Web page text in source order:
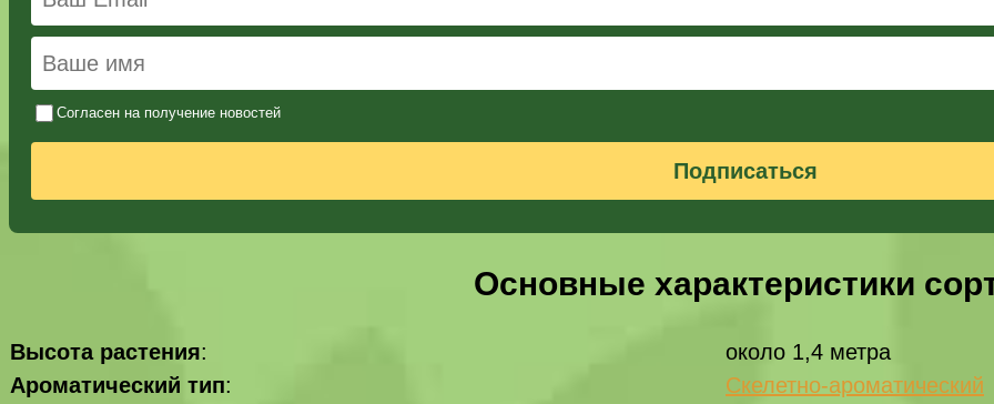
Согласен на получение новостей
Подписаться
Основные характеристики
Высота растения:
около 1,4 метра
Ароматический тип:
Скелетно-ароматический